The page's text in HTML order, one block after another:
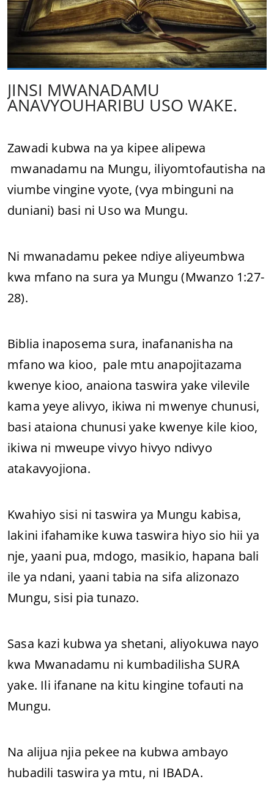
JINSI MWANADAMU
ANAVYOUHARIBU USO WAKE.
Zawadi kubwa na ya kipee alipewa
mwanadamu na Mungu, iliyomtofautisha na
viumbe vingine vyote, (vya mbinguni na
duniani) basi ni Uso wa Mungu.
Ni mwanadamu pekee ndiye aliyeumbwa
kwa mfano na sura ya Mungu (Mwanzo 1:27-
28).
Biblia inaposema sura, inafananisha na
mfano wa kioo, pale mtu anapojitazama
kwenye kioo, anaiona taswira yake vilevile
kama yeye alivyo, ikiwa ni mwenye chunusi,
basi ataiona chunusi yake kwenye kile kioo,
ikiwa ni mweupe vivyo hivyo ndivyo
atakavyojiona.
Kwahiyo sisi ni taswira ya Mungu kabisa,
lakini ifahamike kuwa taswira hiyo sio hii ya
nje, yaani pua, mdogo, masikio, hapana bali
ile ya ndani, yaani tabia na sifa alizonazo
Mungu, sisi pia tunazo.
Sasa kazi kubwa ya shetani, aliyokuwa nayo
kwa Mwanadamu ni kumbadilisha SURA
yake. Ili ifanane na kitu kingine tofauti na
Mungu.
Na alijua njia pekee na kubwa ambayo
hubadili taswira ya mtu, ni IBADA.